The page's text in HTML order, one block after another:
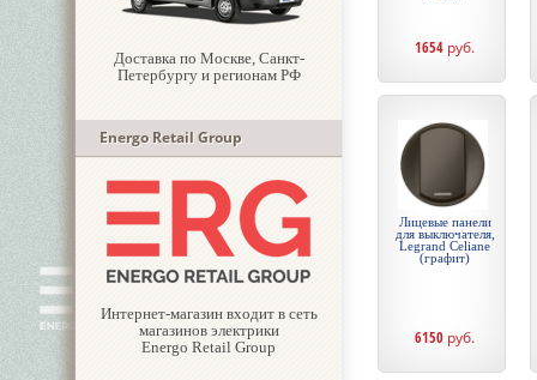
Доставка по Москве, Санкт-
Петербургу и регионам РФ
Energo Retail Group
Интернет-магазин входит в сеть
магазинов электрики
Energo Retail Group
1654 руб.
Лицевые панели
для выключателя,
Legrand Celiane
(графит)
6150 руб.